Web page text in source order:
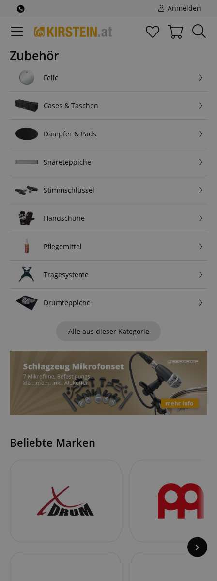
Anmelden
Zubehör
Felle
Cases & Taschen
Dämpfer & Pads
Snareteppiche
Stimmschlüssel
Handschuhe
Pflegemittel
Tragesysteme
Drumteppiche
Alle aus dieser Kategorie
Beliebte Marken